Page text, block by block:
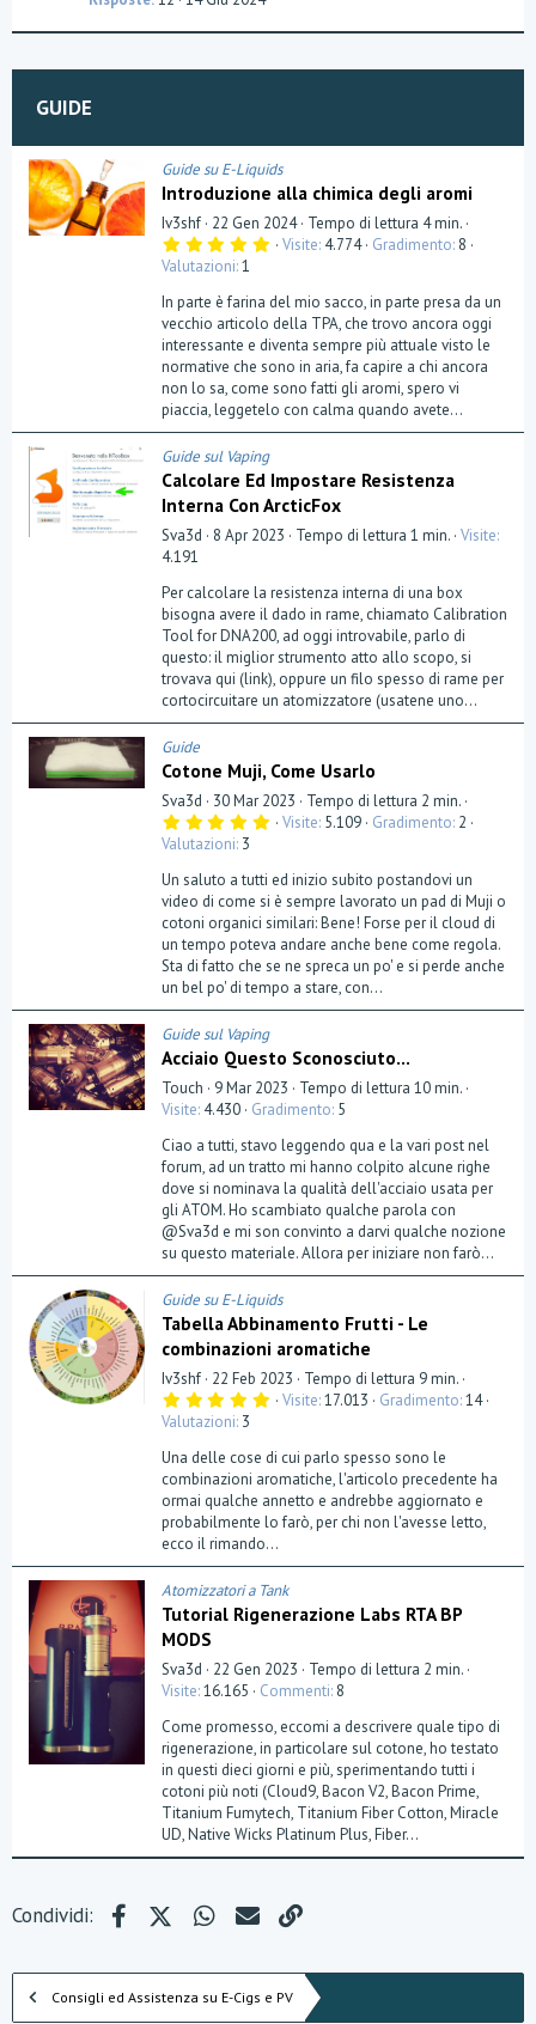
t
GUIDE
Guide su E-Liquids
Introduzione alla chimica degli aromi
Iv3shf 22 Gen 2024 Tempo di lettura 4 min.
5
s
t
e
l
l
a
(
e
)
Visite 4.774 Gradimento 8
Valutazioni 1
In parte è farina del mio sacco, in parte presa da un
vecchio articolo della TPA, che trovo ancora oggi
interessante e diventa sempre più attuale visto le
normative che sono in aria, fa capire a chi ancora
non lo sa, come sono fatti gli aromi, spero vi
piaccia, leggetelo con calma quando avete...
Guide sul Vaping
Calcolare Ed Impostare Resistenza
Interna Con ArcticFox
Sva3d 8 Apr 2023 Tempo di lettura 1 min. Visite
4.191
Per calcolare la resistenza interna di una box
bisogna avere il dado in rame, chiamato Calibration
Tool for DNA200, ad oggi introvabile, parlo di
questo: il miglior strumento atto allo scopo, si
trovava qui (link), oppure un filo spesso di rame per
cortocircuitare un atomizzatore (usatene uno...
Guide
Cotone Muji, Come Usarlo
Sva3d 30 Mar 2023
Tempo di lettura 2 min.
5
s
e
l
l
a
(
e
)
Visite 5.109 Gradimento 2
Valutazioni 3
Un saluto a tutti ed inizio subito postandovi un
video di come si è sempre lavorato un pad di Muji o
cotoni organici similari: Bene! Forse per il cloud di
un tempo poteva andare anche bene come regola.
Sta di fatto che se ne spreca un po' e si perde anche
un bel po' di tempo a stare, con...
Guide sul Vaping
Acciaio Questo Sconosciuto...
Touch 9 Mar 2023
Tempo di lettura 10 min.
Visite 4.430 Gradimento 5
Ciao a tutti, stavo leggendo qua e la vari post nel
forum, ad un tratto mi hanno colpito alcune righe
dove si nominava la qualità dell'acciaio usata per
gli ATOM. Ho scambiato qualche parola con
@Sva3d e mi son convinto a darvi qualche nozione
su questo materiale. Allora per iniziare non farò...
Guide su E-Liquids
Tabella Abbinamento Frutti - Le
combinazioni aromatiche
Iv3shf 22 Feb 2023
Tempo di lettura 9 min.
5
s
t
l
l
(
e
)
Visite 17.013 Gradimento 14
Valutazioni 3
Una delle cose di cui parlo spesso sono le
combinazioni aromatiche, l'articolo precedente ha
ormai qualche annetto e andrebbe aggiornato e
probabilmente lo farò, per chi non l'avesse letto,
ecco il rimando...
Atomizzatori a Tank
Tutorial Rigenerazione Labs RTA BP
MODS
Sva3d 22 Gen 2023
Tempo di lettura 2 min.
Visite 16.165 Commenti 8
Come promesso, eccomi a descrivere quale tipo di
rigenerazione, in particolare sul cotone, ho testato
in questi dieci giorni e più, sperimentando tutti i
cotoni più noti (Cloud9, Bacon V2, Bacon Prime,
Titanium Fumytech, Titanium Fiber Cotton, Miracle
UD, Native Wicks Platinum Plus, Fiber...
Condividi: FacebookX (Twitter)WhatsApp
e-mail
Consigli ed Assistenza su E-Cigs e PV